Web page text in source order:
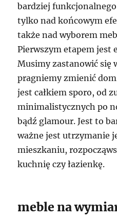
bardziej
tylko nad końcowym
także nad wyborem
Pierwszym etapem jest
Musimy zastanowić się
pragniemy zmienić
jest całkiem sporo, od
minimalistycznych po
bądź glamour. Jest to
ważne jest utrzymanie
mieszkaniu,
kuchnię czy łazienkę.
meble na